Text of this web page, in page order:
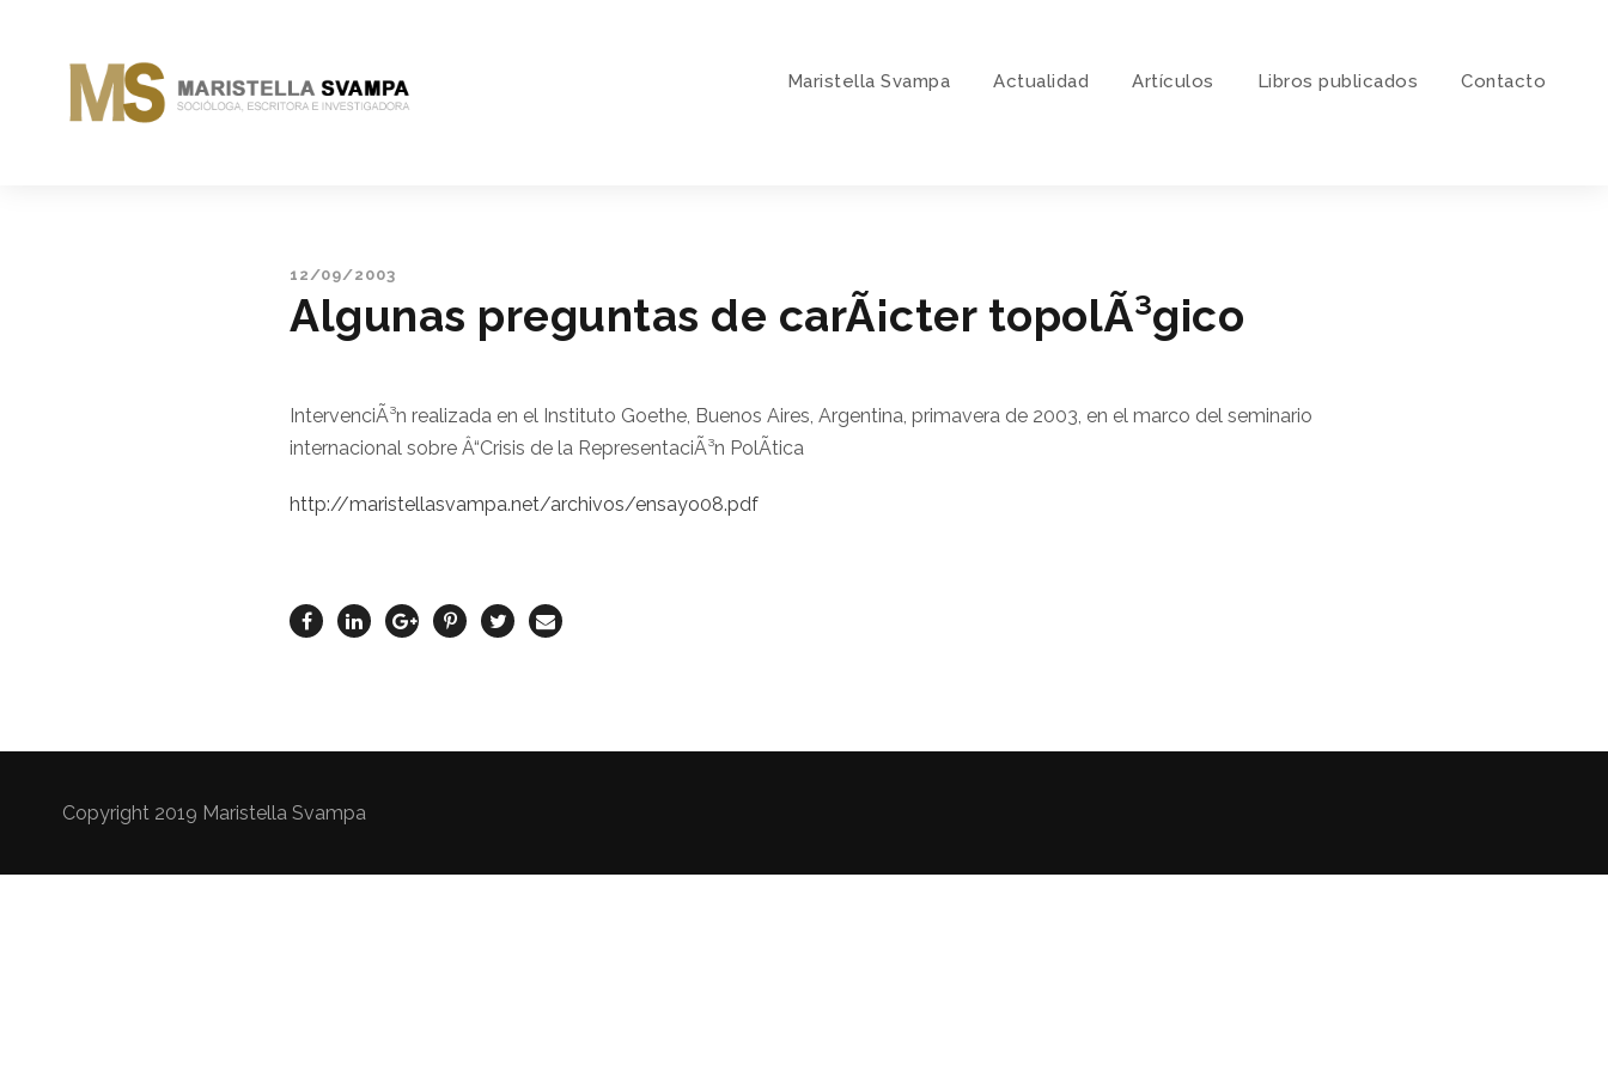
Maristella Svampa Actualidad Artí­culos Libros publicados Contacto
12/09/2003
Algunas preguntas de carÃ¡cter topolÃ³gico
IntervenciÃ³n realizada en el Instituto Goethe, Buenos Aires, Argentina, primavera de 2003, en el marco del seminario
internacional sobre Â“Crisis de la RepresentaciÃ³n PolÃ­tica
http://maristellasvampa.net/archivos/ensayo08.pdf
Copyright 2019 Maristella Svampa